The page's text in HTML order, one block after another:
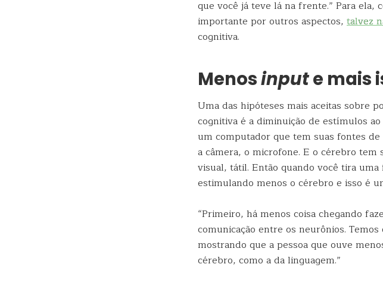
que você já teve lá na frente.” Para ela,
importante por outros aspectos, talvez
cognitiva.
Menosinpute mais
Uma das hipóteses mais aceitas sobre
cognitiva é a diminuição de estímulos
um computador que tem suas fontes
a câmera, o microfone. E o cérebro
visual, tátil. Então quando você tira
estimulando menos o cérebro e isso é
“Primeiro, há menos coisa chegando
comunicação entre os neurônios.
mostrando que a pessoa que ouve
cérebro, como a da linguagem.”